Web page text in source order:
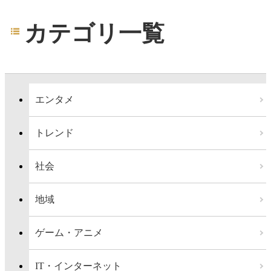
カテゴリ一覧
エンタメ
トレンド
社会
地域
ゲーム・アニメ
IT・インターネット